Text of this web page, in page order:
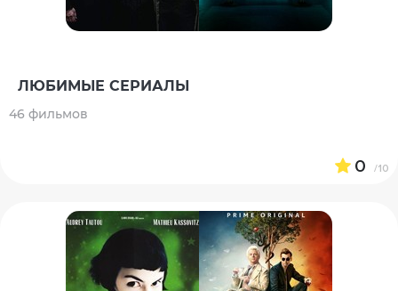
ЛЮБИМЫЕ СЕРИАЛЫ
46 фильмов
0 /10